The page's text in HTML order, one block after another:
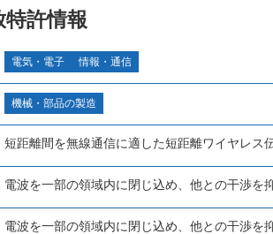
特許情報
電気・電子 情報・通信
機械・部品の製造
短距離間を無線通信に適した短距離ワイヤレス
電波を一部の領域内に閉じ込め、他との干渉を
電波を一部の領域内に閉じ込め、他との干渉を